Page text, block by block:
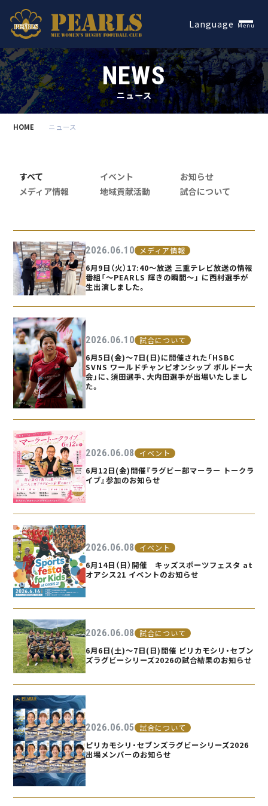
Language Menu
NEWS
ニュース
HOME ニュース
すべて イベント
お知らせ
メディア情報
地域貢献活動 試合について
2026.06.10 メディア情報
6月9日（火）17:40〜放送 三重テレビ放送の情報
番組「〜PEARLS 輝きの瞬間〜」 に西村選手が
生出演しました。
2026.06.10 試合について
6月5日(金)〜7日(日)に開催された「HSBC
SVNS ワールドチャンピオンシップ ボルドー大
会」に、須田選手、大内田選手が出場いたしまし
た。
2026.06.08 イベント
6月12日(金)開催『ラグビー部マーラー トークラ
イブ』参加のお知らせ
2026.06.08 イベント
6月14日（日）開催 キッズスポーツフェスタ at
オアシス21 イベントのお知らせ
2026.06.08 試合について
6月6日(土)〜7日(日)開催 ピリカモシリ・セブン
ズラグビーシリーズ2026の試合結果のお知らせ
2026.06.05 試合について
ピリカモシリ・セブンズラグビーシリーズ2026
出場メンバーのお知らせ